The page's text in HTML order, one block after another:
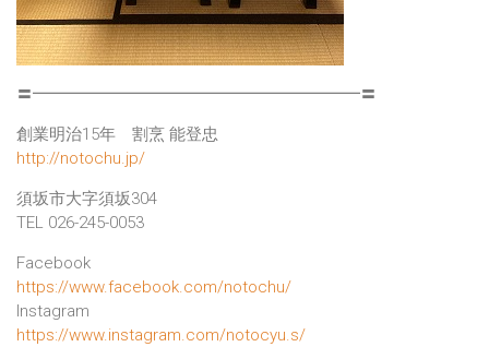
〓━━━━━━━━━━━━━━━━━━━━〓
創業明治15年 割烹 能登忠
http://notochu.jp/
須坂市大字須坂304
TEL 026-245-0053
Facebook
https://www.facebook.com/notochu/
Instagram
https://www.instagram.com/notocyu.s/